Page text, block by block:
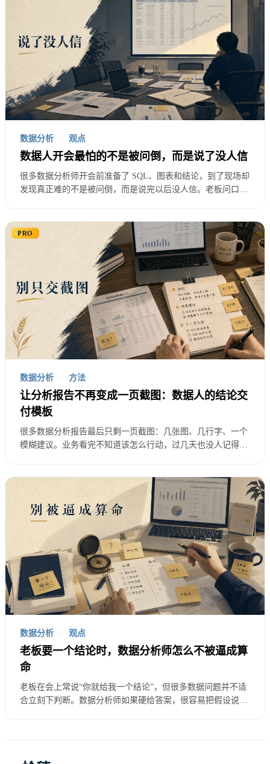
坏消息不能直接扔出去
很多人汇报坏消息，第一句话就太硬。
“这个活动没效果。”
“A 渠道质量很差。”
“这个功能没人用。”
但它们像一块石头，直接砸到桌上。
听的人第一反应通常不是理解，而是防御。
业务会问：“你凭什么这么说？”
产品会问：“是不是数据口径有问题？”
坏消息要讲，但不能裸奔。
你要给它穿上结构。
当盾牌，有人拿样本当盾牌，有人拿“我之前不是这
个意思”当盾牌。很热闹，也很累。
数据分析 · 观点
数据人开会最怕的不是被问倒，而是说了没人信
很多数据分析师开会前准备了 SQL、图表和结论，到了现场却
发现真正难的不是被问倒，而是说完以后没人信。老板问口
动的表达。
PRO
数据分析 · 方法
让分析报告不再变成一页截图：数据人的结论交
付模板
很多数据分析报告最后只剩一页截图：几张图、几行字、一个
模糊建议。业务看完不知道该怎么行动，过几天也没人记得结
数据分析 · 观点
老板要一个结论时，数据分析师怎么不被逼成算
命
老板在会上常说“你就给我一个结论”，但很多数据问题并不适
合立刻下判断。数据分析师如果硬给答案，很容易把假设说成